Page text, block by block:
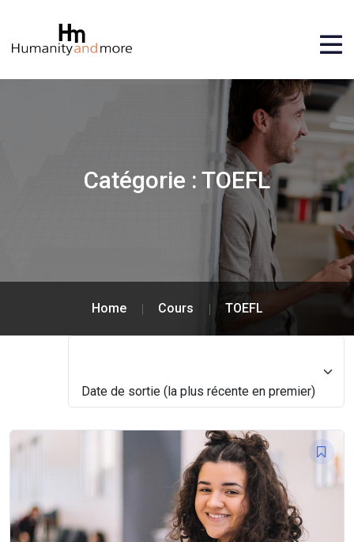
Catégorie : TOEFL
Home Cours TOEFL
Date de sortie (la plus récente en premier)